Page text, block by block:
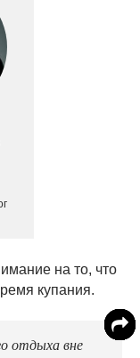
на то, что
купания.
отдыха вне